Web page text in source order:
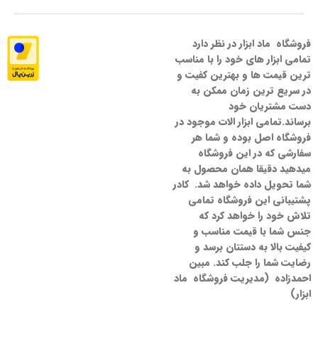
فروشگاه ماد ابزار در نظر دارد
تمامی ابزار های خود را با مناسب
ترین قیمت ها و بهترین کفیت و
در سریع ترین زمان ممکن به
دست مشتریان خود
برساند.تمامی ابزار الات موجود در
فروشگاه اصل بوده و شما هر
سفارشی که در این فروشگاه
میدهید دقیقا همان محصول به
شما تحویل داده خواهد شد. کادر
پشتیبانی این فروشگاه تمامی
تلاش خود را خواهد کرد که
جنس شما با قیمت مناسب و
کیفیت بالا به دستتان برسد و
رضایت شما را جلب کند. مبین
احمدزاده (مدیریت فروشگاه ماد
ابزار)